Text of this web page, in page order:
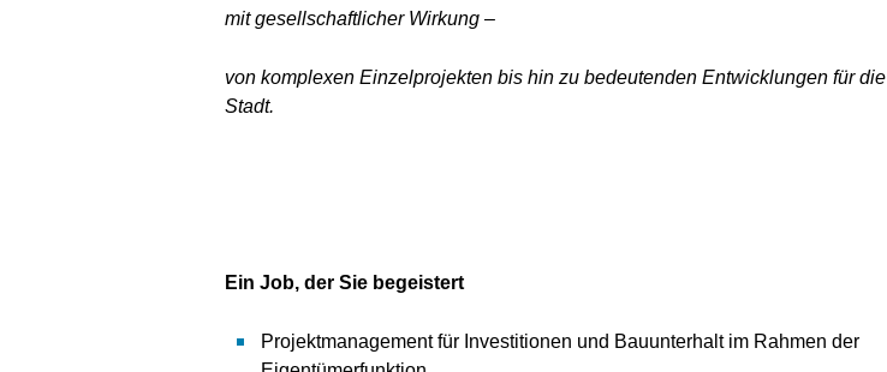
mit gesellschaftlicher Wirkung –
von komplexen Einzelprojekten bis hin zu bedeutenden Entwicklungen für die
Stadt.
Ein Job, der Sie begeistert
Projektmanagement für Investitionen und Bauunterhalt im Rahmen der